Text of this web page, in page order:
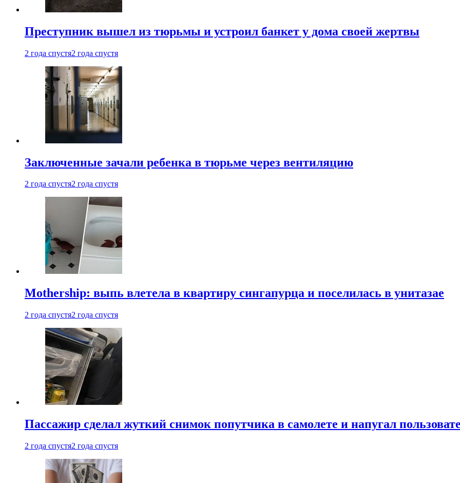
Преступник вышел из тюрьмы и устроил банкет у дома своей жертвы
2 года спустя2 года спустя
Заключенные зачали ребенка в тюрьме через вентиляцию
2 года спустя2 года спустя
Mothership: выпь влетела в квартиру сингапурца и поселилась в унитазае
2 года спустя2 года спустя
Пассажир сделал жуткий снимок попутчика в самолете и напугал
2 года спустя2 года спустя